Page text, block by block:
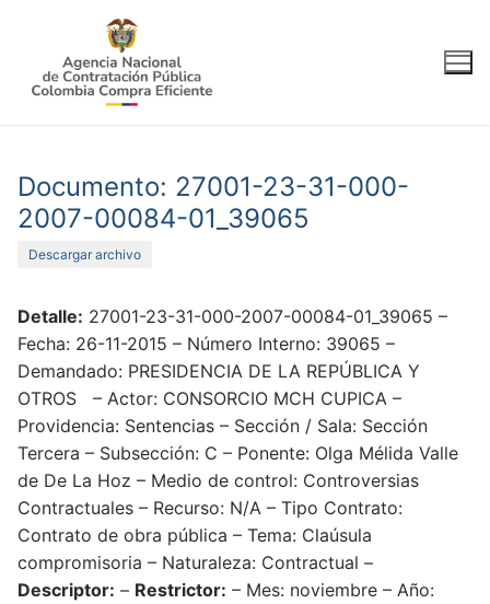
contenido
Documento: 27001-23-31-000-
2007-00084-01_39065
Descargar archivo
Detalle: 27001-23-31-000-2007-00084-01_39065 –
Fecha: 26-11-2015 – Número Interno: 39065 –
Demandado: PRESIDENCIA DE LA REPÚBLICA Y
OTROS – Actor: CONSORCIO MCH CUPICA –
Providencia: Sentencias – Sección / Sala: Sección
Tercera – Subsección: C – Ponente: Olga Mélida Valle
de De La Hoz – Medio de control: Controversias
Contractuales – Recurso: N/A – Tipo Contrato:
Contrato de obra pública – Tema: Claúsula
compromisoria – Naturaleza: Contractual –
Descriptor: – Restrictor: – Mes: noviembre – Año: